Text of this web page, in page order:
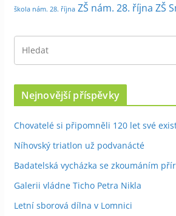
škola nám. 28. října ZŠ nám. 28. října ZŠ
Nejnovější příspěvky
Chovatelé si připomněli 120 let své
Níhovský triatlon už podvanácté
Badatelská vycházka se zkoumáním
Galerii vládne Ticho Petra Nikla
Letní sborová dílna v Lomnici